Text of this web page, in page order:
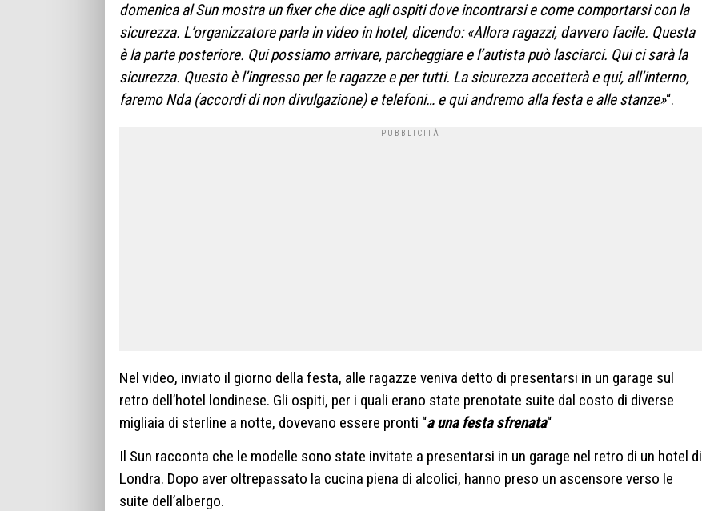
domenica al Sun mostra un fixer che dice agli ospiti dove incontrarsi e come comportarsi con la
sicurezza. L’organizzatore parla in video in hotel, dicendo: «Allora ragazzi, davvero facile. Questa
è la parte posteriore. Qui possiamo arrivare, parcheggiare e l’autista può lasciarci. Qui ci sarà la
sicurezza. Questo è l’ingresso per le ragazze e per tutti. La sicurezza accetterà e qui, all’interno,
faremo Nda (accordi di non divulgazione) e telefoni… e qui andremo alla festa e alle stanze»“.
Nel video, inviato il giorno della festa, alle ragazze veniva detto di presentarsi in un garage sul
retro dell’hotel londinese. Gli ospiti, per i quali erano state prenotate suite dal costo di diverse
migliaia di sterline a notte, dovevano essere pronti “a una festa sfrenata“
Il Sun racconta che le modelle sono state invitate a presentarsi in un garage nel retro di un hotel di
Londra. Dopo aver oltrepassato la cucina piena di alcolici, hanno preso un ascensore verso le
suite dell’albergo.